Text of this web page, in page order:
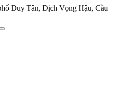
Duy Tân, Dịch Vọng Hậu, Cầu